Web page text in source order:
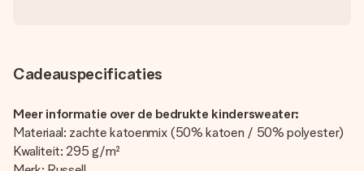
Cadeauspecificaties
Meer informatie over de bedrukte kindersweater:
Materiaal: zachte katoenmix (50% katoen / 50% polyester)
Kwaliteit: 295 g/m²